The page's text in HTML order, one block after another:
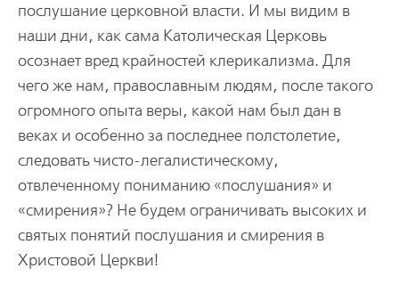
послушание церковной власти. И мы видим в
наши дни, как сама Католическая Церковь
осознает вред крайностей клерикализма. Для
чего же нам, православным людям, после такого
огромного опыта веры, какой нам был дан в
веках и особенно за последнее полстолетие,
следовать чисто-легалистическому,
отвлеченному пониманию «послушания» и
«смирения»? Не будем ограничивать высоких и
святых понятий послушания и смирения в
Христовой Церкви!